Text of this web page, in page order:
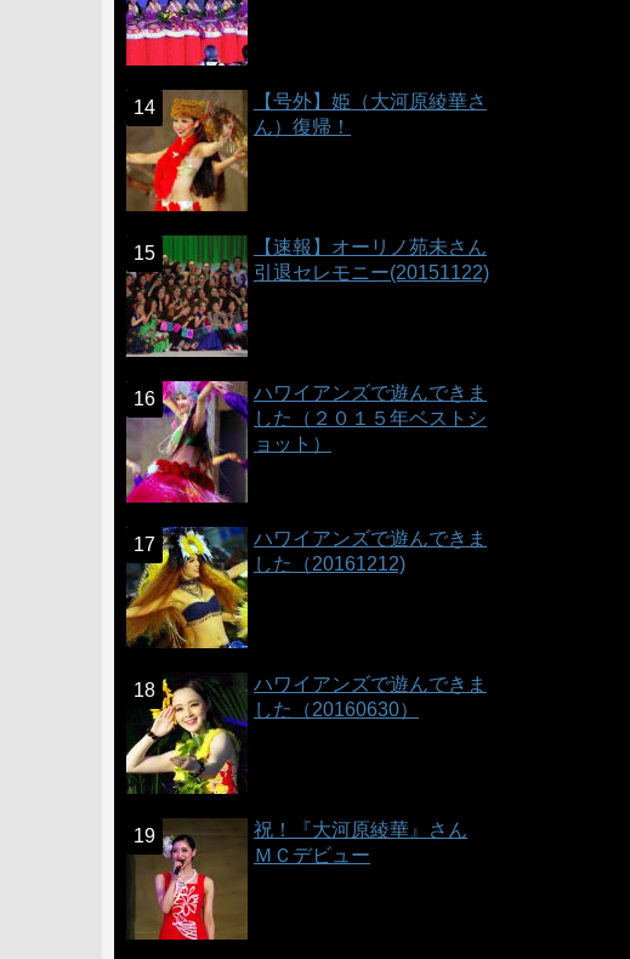
【号外】姫（大河原綾華さ
ん）復帰！
【速報】オーリノ苑未さん
引退セレモニー(20151122)
ハワイアンズで遊んできま
した（２０１５年ベストシ
ョット）
ハワイアンズで遊んできま
した（20161212)
ハワイアンズで遊んできま
した（20160630）
祝！『大河原綾華』さん
ＭＣデビュー